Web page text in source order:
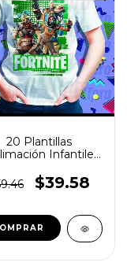
20 Plantillas
Infantiles
$39.58